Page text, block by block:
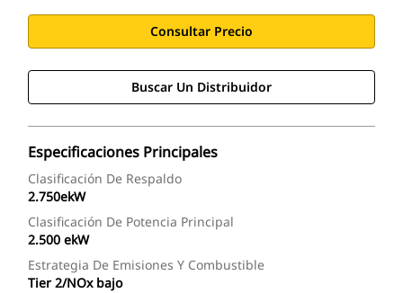
Consultar Precio
Buscar Un Distribuidor
Especificaciones Principales
Clasificación De Respaldo
2.750ekW
Clasificación De Potencia Principal
2.500 ekW
Estrategia De Emisiones Y Combustible
Tier 2/NOx bajo